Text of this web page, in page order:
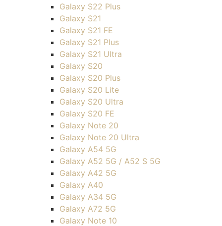
Galaxy S22 Plus
Galaxy S21
Galaxy S21 FE
Galaxy S21 Plus
Galaxy S21 Ultra
Galaxy S20
Galaxy S20 Plus
Galaxy S20 Lite
Galaxy S20 Ultra
Galaxy S20 FE
Galaxy Note 20
Galaxy Note 20 Ultra
Galaxy A54 5G
Galaxy A52 5G / A52 S 5G
Galaxy A42 5G
Galaxy A40
Galaxy A34 5G
Galaxy A72 5G
Galaxy Note 10